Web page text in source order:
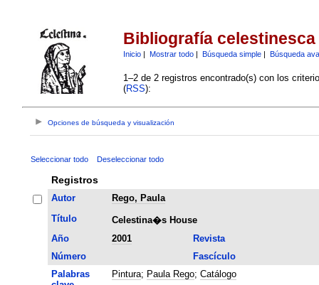
Bibliografía celestinesca
Inicio| Mostrar todo| Búsqueda simple| Búsqueda
1–2 de 2 registros encontrado(s) con los
(RSS):
Opciones de búsqueda y visualización
Seleccionar todo Deseleccionar todo
Registros
Autor
Rego, Paula
Título
Celestina�s House
Año
2001
Revista
Número
Fascículo
Palabras
Pintura; Paula Rego; Catálogo